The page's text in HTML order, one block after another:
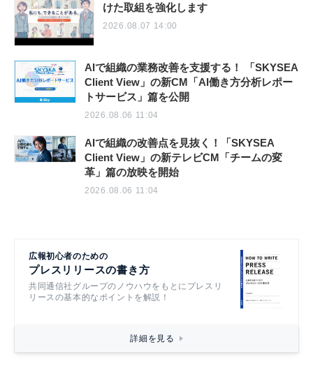
けた取組を強化します
2026.08.07 14:00
AIで組織の業務改善を支援する！ 「SKYSEA
Client View」の新CM「AI働き方分析レポー
トサービス」篇を公開
2026.08.06 11:04
AIで組織の改善点を見抜く！「SKYSEA
Client View」の新テレビCM「チームの変
革」篇の放映を開始
2026.08.06 11:04
広報初心者のための
プレスリリースの書き方
共同通信社グループのノウハウをもとにプレスリ
リースの基本的なポイントを解説！
詳細を見る